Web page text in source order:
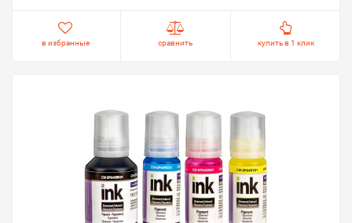
в избранные сравнить купить в 1 клик